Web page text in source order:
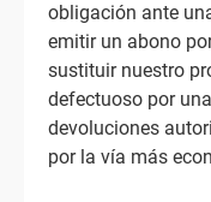
obligación ante
emitir un abono
sustituir nuestro
defectuoso por
devoluciones
por la vía más